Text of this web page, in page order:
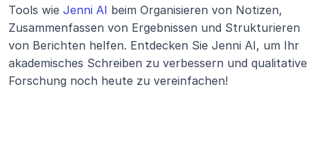
Tools wie Jenni AI beim Organisieren von Notizen,
Zusammenfassen von Ergebnissen und Strukturieren
von Berichten helfen. Entdecken Sie Jenni AI, um Ihr
akademisches Schreiben zu verbessern und qualitative
Forschung noch heute zu vereinfachen!